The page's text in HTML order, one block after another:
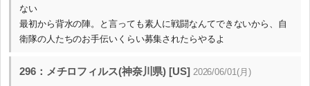
ない
最初から背水の陣。と言っても素人に戦闘なんてできないから、自
衛隊の人たちのお手伝いくらい募集されたらやるよ
296：メチロフィルス(神奈川県) [US] 2026/06/01(月)